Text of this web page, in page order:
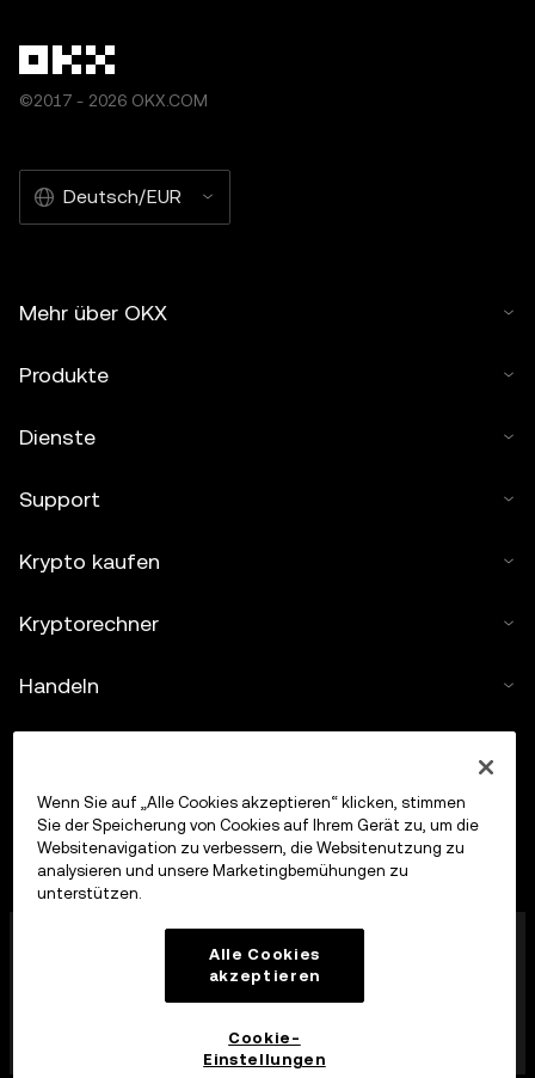
©2017 - 2026 OKX.COM
Deutsch/EUR
Mehr über OKX
Produkte
Dienste
Support
Krypto kaufen
Kryptorechner
Handeln
Die OKX Europe Limited, die unter dem Handelsnamen
OKX firmiert, ist jetzt eine Krypto-Asset-
Handelsplattform, die von der MFSA gemäß Artikel 28
des Markets in Crypto-Assets Act (Kapitel 647 der
Gesetze von Malta) als Krypto-Asset-Dienstleister
zugelassen wurde.
Wenn Sie auf „Alle Cookies akzeptieren“ klicken, stimmen
Sie der Speicherung von Cookies auf Ihrem Gerät zu, um die
Websitenavigation zu verbessern, die Websitenutzung zu
analysieren und unsere Marketingbemühungen zu
unterstützen.
Alle Cookies
akzeptieren
Cookie-
Einstellungen